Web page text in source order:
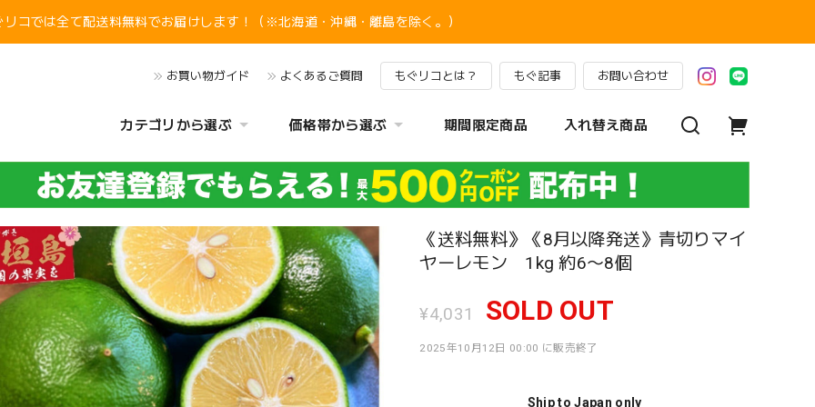
リコでは全て配送料無料でお届けします！（※北海道・沖縄・離島を除く。）
お買い物ガイド よくあるご質問 もぐリコとは？ もぐ記事 お問い合わせ
カテゴリから選ぶ 価格帯から選ぶ 期間限定商品 入れ替え商品
《送料無料》《8月以降発送》青切りマイ
ヤーレモン 1kg 約6〜8個
¥4,031 SOLD OUT
2025年10月12日 00:00 に販売終了
Ship to Japan only